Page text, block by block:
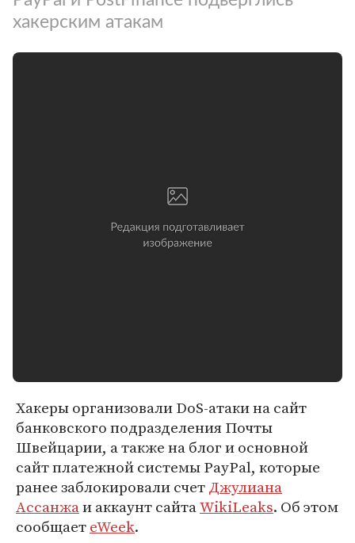
хакерским атакам
Хакеры организовали DoS-атаки на сайт
банковского подразделения Почты
Швейцарии, а также на блог и основной
сайт платежной системы PayPal, которые
ранее заблокировали счетДжулиана
Ассанжаи аккаунт сайтаWikiLeaks. Об этом
сообщаетeWeek.